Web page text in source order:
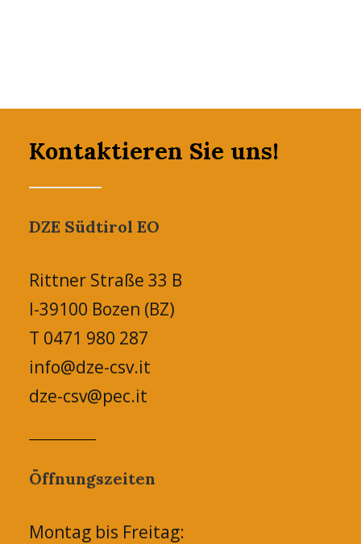
Kontaktieren Sie uns!
DZE Südtirol EO
Rittner Straße 33 B
I-39100 Bozen (BZ)
T 0471 980 287
info@dze-csv.it
dze-csv@pec.it
Öffnungszeiten
Montag bis Freitag: